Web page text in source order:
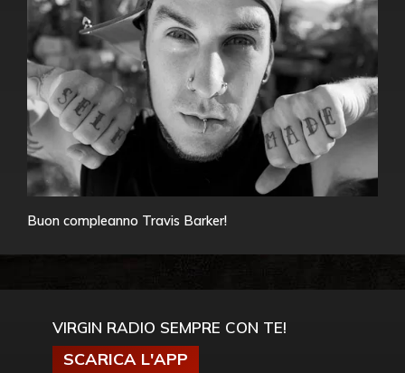
Buon compleanno Travis Barker!
VIRGIN RADIO SEMPRE CON TE!
SCARICA L'APP